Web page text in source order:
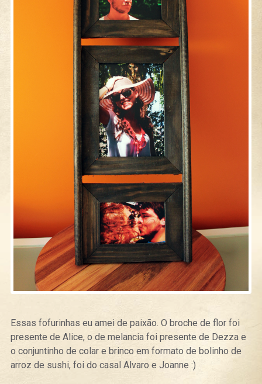
Essas fofurinhas eu amei de paixão. O broche de flor foi
presente de Alice, o de melancia foi presente de Dezza e
o conjuntinho de colar e brinco em formato de bolinho de
arroz de sushi, foi do casal Alvaro e Joanne :)